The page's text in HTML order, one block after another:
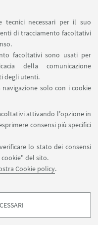
tecnici necessari per il suo
di tracciamento facoltativi
facoltativi sono usati per
della comunicazione
degli utenti.
solo con i cookie
attivando l'opzione in
consensi più specifici
lo stato dei consensi
del sito.
Cookie policy.
SU:
SU: